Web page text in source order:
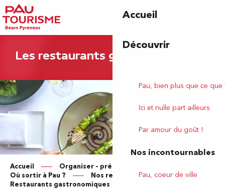
Aller
au
contenu
Accueil
Découvrir
Pau, bien plus que ce
Ici et nulle part ailleurs
Par amour du goût !
Nos incontournables
Pau, coeur de ville
Les restaurants gastronomiques
Accueil
Organiser – préparer votre séjour
Où sortir à Pau ?
Nos restaurants
Restaurants gastronomiques